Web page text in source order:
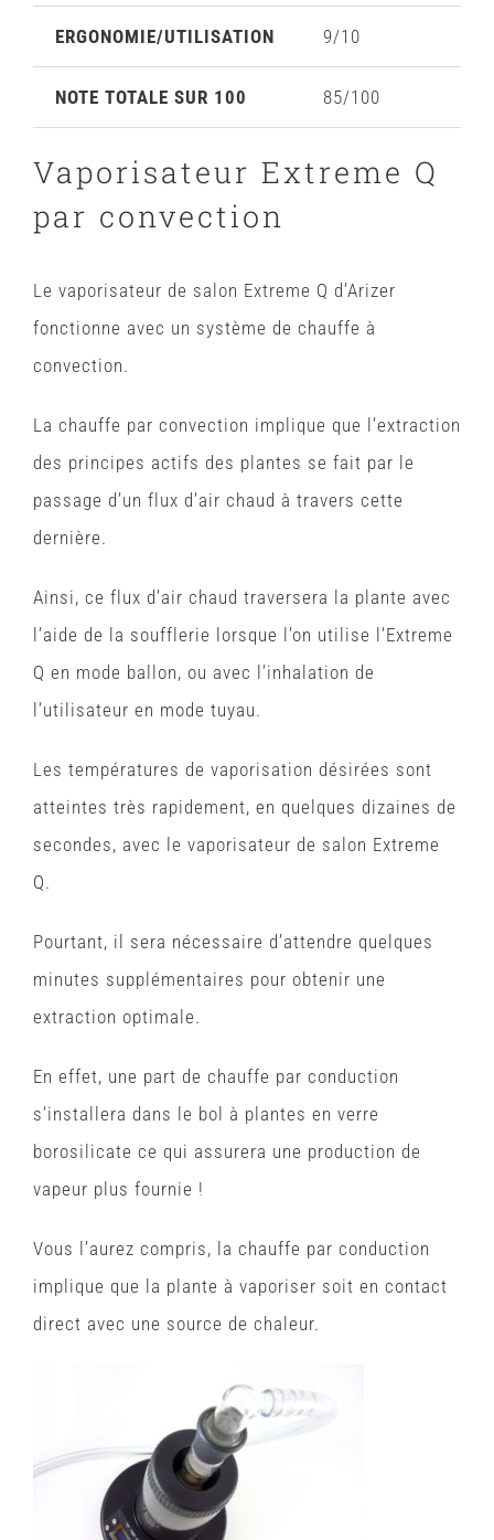
ERGONOMIE/UTILISATION 9/10
NOTE TOTALE SUR 100 85/100
Vaporisateur Extreme Q
par convection
Le vaporisateur de salon Extreme Q d’Arizer
fonctionne avec un système de chauffe à
convection.
La chauffe par convection implique que l’extraction
des principes actifs des plantes se fait par le
passage d’un flux d’air chaud à travers cette
dernière.
Ainsi, ce flux d’air chaud traversera la plante avec
l’aide de la soufflerie lorsque l’on utilise l’Extreme
Q en mode ballon, ou avec l’inhalation de
l’utilisateur en mode tuyau.
Les températures de vaporisation désirées sont
atteintes très rapidement, en quelques dizaines de
secondes, avec le vaporisateur de salon Extreme
Q.
Pourtant, il sera nécessaire d’attendre quelques
minutes supplémentaires pour obtenir une
extraction optimale.
En effet, une part de chauffe par conduction
s’installera dans le bol à plantes en verre
borosilicate ce qui assurera une production de
vapeur plus fournie !
Vous l’aurez compris, la chauffe par conduction
implique que la plante à vaporiser soit en contact
direct avec une source de chaleur.